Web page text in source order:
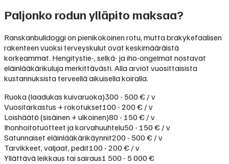
Paljonko rodun ylläpito maksaa?
Ranskanbulldoggi on pienikokoinen rotu, mutta brakykefaalisen
rakenteen vuoksi terveyskulut ovat keskimääräistä
korkeammat. Hengitystie-, selkä- ja iho-ongelmat nostavat
eläinlääkärikuluja merkittävästi. Alla arviot vuosittaisista
kustannuksista terveellä aikuisella koiralla.
Ruoka (laadukas kuivaruoka)300 - 500 € / v
Vuositarkastus + rokotukset100 - 200 € / v
Loishäätö (sisäinen + ulkoinen)80 - 150 € / v
Ihonhoitotuotteet ja korvahuuhtelu50 - 150 € / v
Satunnaiset eläinlääkärikäynnit200 - 500 € / v
Tarvikkeet, valjaat, pedit100 - 200 € / v
Yllättävä leikkaus tai sairaus1 500 - 5 000 €